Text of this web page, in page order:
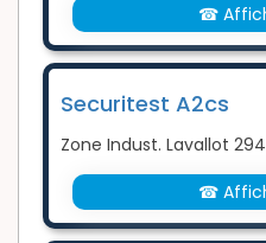
☎
Securitest A2cs
Zone Indust. Lavallot
☎